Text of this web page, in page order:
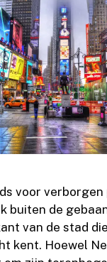
voor
buiten de
van de stad
kent. Hoewel